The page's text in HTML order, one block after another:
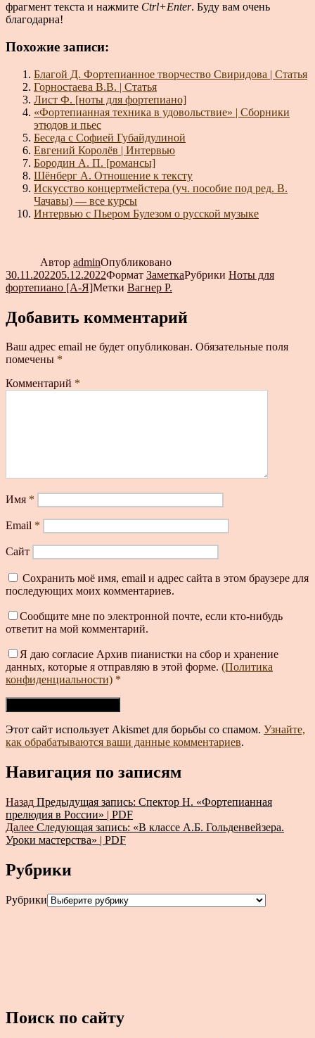
фрагмент текста и нажмите Ctrl+Enter. Буду вам очень
благодарна!
Похожие записи:
Благой Д. Фортепианное творчество Свиридова | Статья
Горностаева В.В. | Статья
Лист Ф. [ноты для фортепиано]
«Фортепианная техника в удовольствие» | Сборники
этюдов и пьес
Беседа с Софией Губайдулиной
Евгений Королёв | Интервью
Бородин А. П. [романсы]
Шёнберг А. Отношение к тексту
Искусство концертмейстера (уч. пособие под ред. В.
Чачавы) — все курсы
Интервью с Пьером Булезом о русской музыке
Автор adminОпубликовано
30.11.202205.12.2022Формат ЗаметкаРубрики Ноты для
фортепиано [А-Я]Метки Вагнер Р.
Добавить комментарий
Ваш адрес email не будет опубликован. Обязательные поля
помечены *
Комментарий *
Имя *
Email *
Сайт
Сохранить моё имя, email и адрес сайта в этом браузере для
последующих моих комментариев.
Сообщите мне по электронной почте, если кто-нибудь
ответит на мой комментарий.
Я даю согласие Архив пианистки на сбор и хранение
данных, которые я отправляю в этой форме. (Политика
конфиденциальности) *
Этот сайт использует Akismet для борьбы со спамом. Узнайте,
как обрабатываются ваши данные комментариев.
Навигация по записям
Назад Предыдущая запись: Спектор Н. «Фортепианная
прелюдия в России» | PDF
Далее Следующая запись: «В классе А.Б. Гольденвейзера.
Уроки мастерства» | PDF
Рубрики
Рубрики
Поиск по сайту